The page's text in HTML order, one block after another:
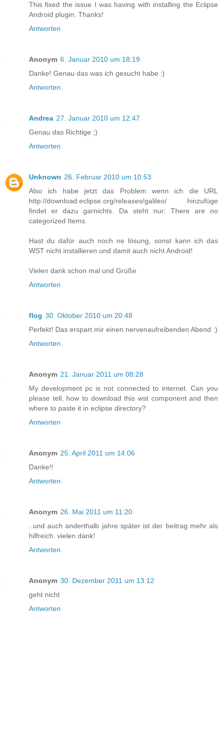
This fixed the issue I was having with installing the Eclipse
Android plugin. Thanks!
Antworten
Anonym 6. Januar 2010 um 18:19
Danke! Genau das was ich gesucht habe :)
Antworten
Andrea 27. Januar 2010 um 12:47
Genau das Richtige ;)
Antworten
Unknown 26. Februar 2010 um 10:53
Also ich habe jetzt das Problem wenn ich die URL
http://download.eclipse.org/releases/galileo/ hinzufüge
findet er dazu garnichts. Da steht nur: There are no
categorized Items.
Hast du dafür auch noch ne lösung, sonst kann ich das
WST nicht installieren und damit auch nicht Android!
Vielen dank schon mal und Grüße
Antworten
flog 30. Oktober 2010 um 20:48
Perfekt! Das erspart mir einen nervenaufreibenden Abend :)
Antworten
Anonym 21. Januar 2011 um 08:28
My development pc is not connected to internet. Can you
please tell, how to download this wst component and then
where to paste it in eclipse directory?
Antworten
Anonym 25. April 2011 um 14:06
Danke!!
Antworten
Anonym 26. Mai 2011 um 11:20
..und auch anderthalb jahre später ist der beitrag mehr als
hilfreich. vielen dank!
Antworten
Anonym 30. Dezember 2011 um 13:12
geht nicht
Antworten